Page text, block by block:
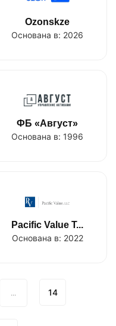
Ozonskze
Основана в: 2026
ФБ «Август»
Основана в: 1996
Pacific Value T...
Основана в: 2022
... 14